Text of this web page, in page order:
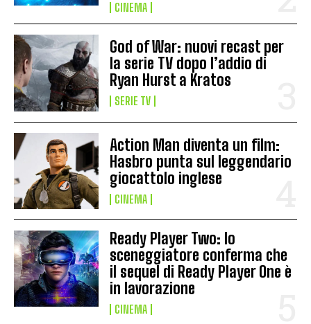
CINEMA
God of War: nuovi recast per
la serie TV dopo l’addio di
Ryan Hurst a Kratos
SERIE TV
Action Man diventa un film:
Hasbro punta sul leggendario
giocattolo inglese
CINEMA
Ready Player Two: lo
sceneggiatore conferma che
il sequel di Ready Player One è
in lavorazione
CINEMA